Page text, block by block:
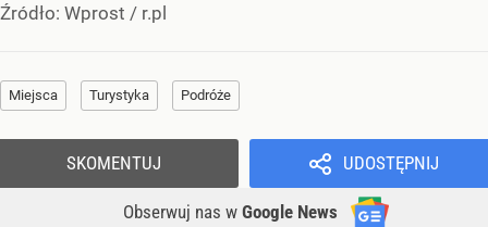
Źródło: Wprost / r.pl
Miejsca Turystyka Podróże
UDOSTĘPNIJ
Obserwuj nas w Google News
SKOMENTUJ